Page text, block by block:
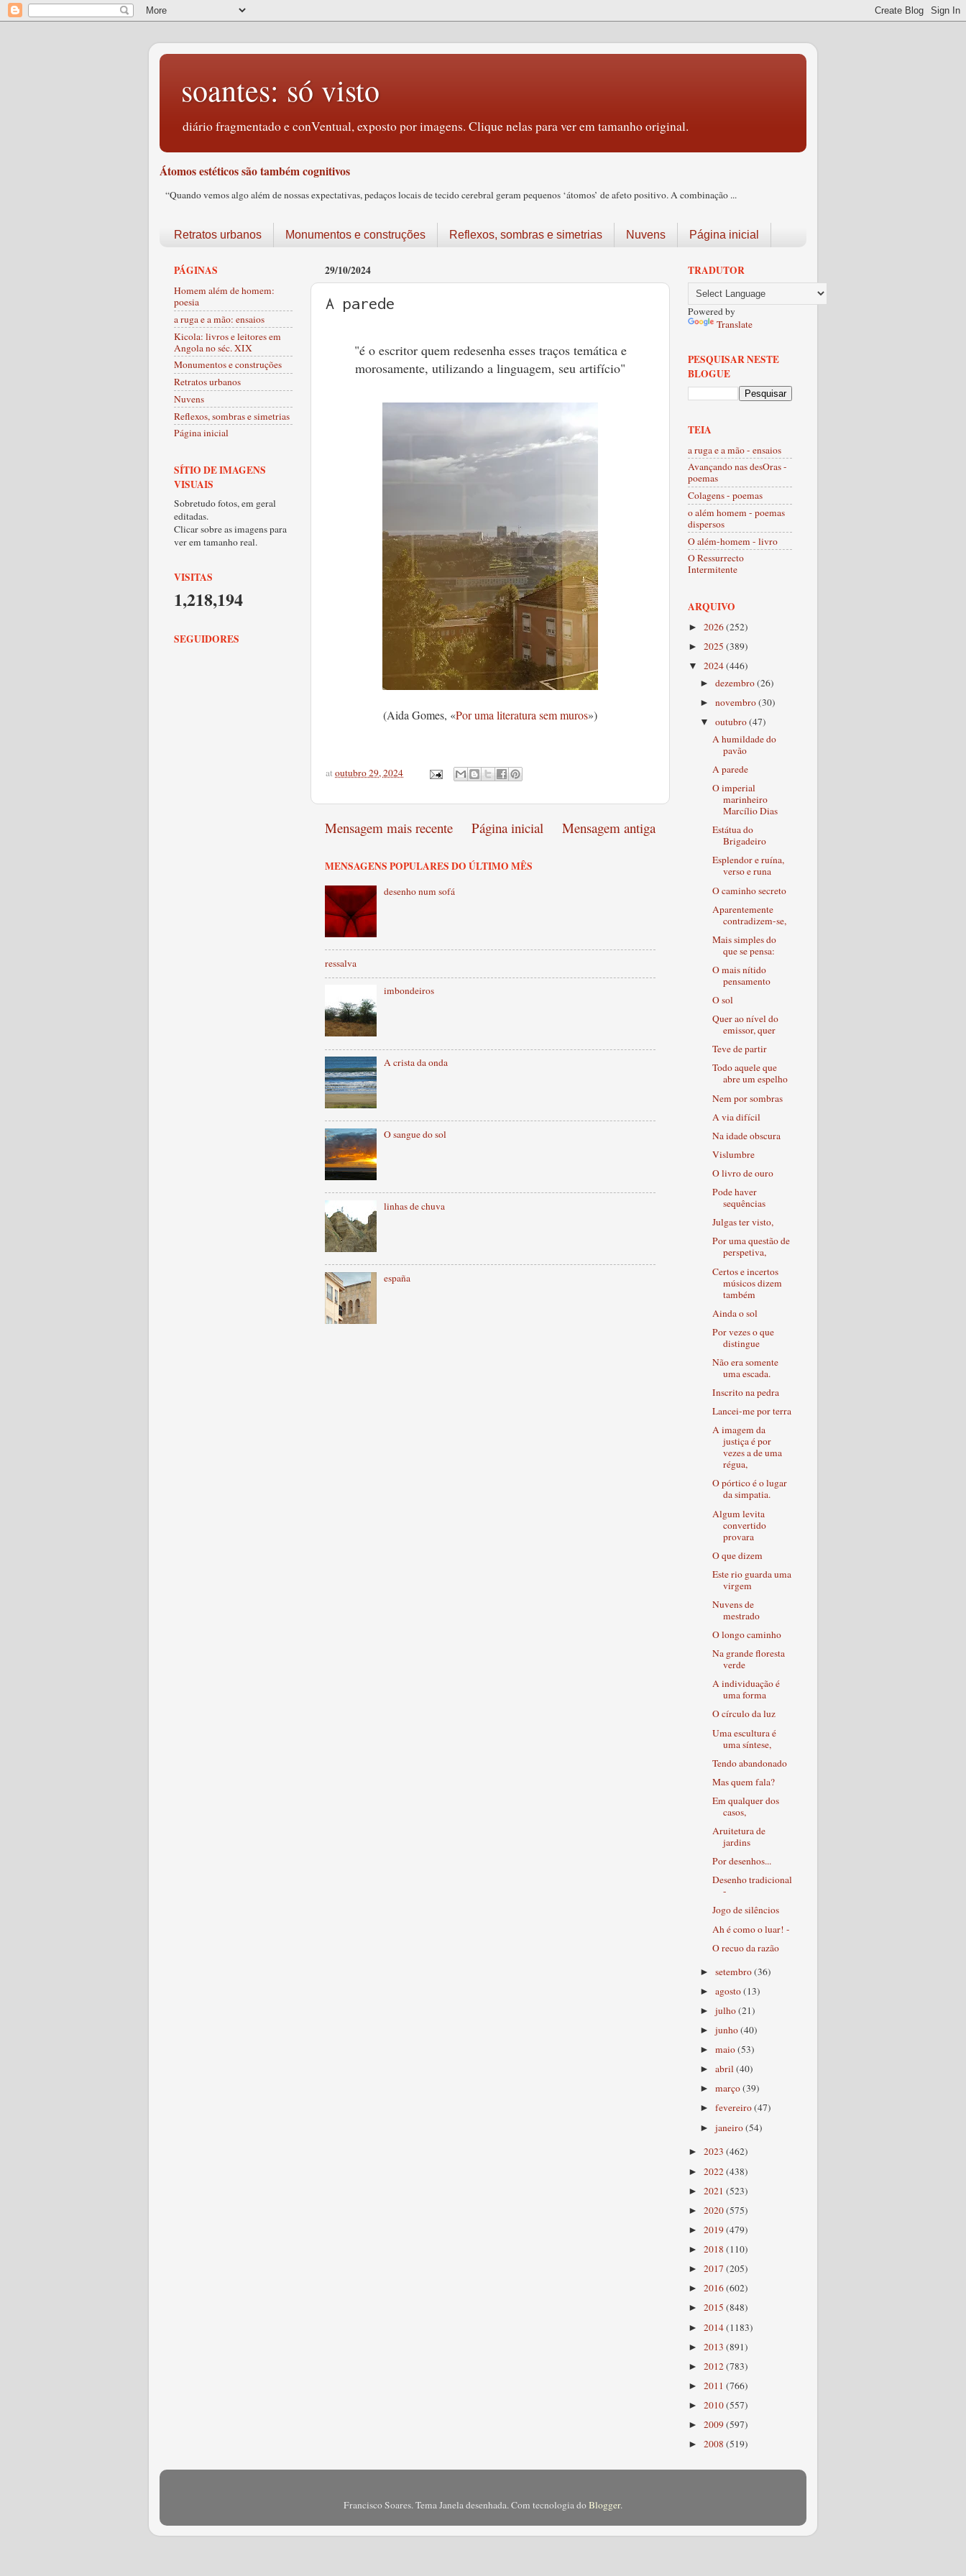
soantes: só visto
diário fragmentado e conVentual, exposto por imagens. Clique nelas para ver em tamanho original.
Átomos estéticos são também cognitivos
“Quando vemos algo além de nossas expectativas, pedaços locais de tecido cerebral geram pequenos ‘átomos’ de afeto positivo. A combinação ...
Retratos urbanos Monumentos e construções Reflexos, sombras e simetrias Nuvens Página inicial
29/10/2024
A parede
"é o escritor quem redesenha esses traços temática e
morosamente, utilizando a linguagem, seu artifício"
(Aida Gomes, «Por uma literatura sem muros»)
atoutubro 29, 2024
Mensagem mais recente Mensagem antiga
Página inicial
MENSAGENS POPULARES DO ÚLTIMO MÊS
desenho num sofá
ressalva
imbondeiros
A crista da onda
O sangue do sol
linhas de chuva
españa
PÁGINAS
Homem além de homem:
poesia
a ruga e a mão: ensaios
Kicola: livros e leitores em
Angola no séc. XIX
Monumentos e construções
Retratos urbanos
Nuvens
Reflexos, sombras e simetrias
Página inicial
SÍTIO DE IMAGENS
VISUAIS
Sobretudo fotos, em geral
editadas.
Clicar sobre as imagens para
ver em tamanho real.
VISITAS
1,218,194
SEGUIDORES
TRADUTOR
Powered by
Translate
PESQUISAR NESTE
BLOGUE
TEIA
a ruga e a mão - ensaios
Avançando nas desOras -
poemas
Colagens - poemas
o além homem - poemas
dispersos
O além-homem - livro
O Ressurrecto
Intermitente
ARQUIVO
► 2026(252)
► 2025 (389)
▼ 2024(446)
►dezembro(26)
►novembro(30)
▼outubro(47)
A humildade do
pavão
A parede
O imperial
marinheiro
Marcílio Dias
Estátua do
Brigadeiro
Esplendor e ruína,
verso e runa
O caminho secreto
Aparentemente
contradizem-se,
Mais simples do
que se pensa:
O mais nítido
pensamento
O sol
Quer ao nível do
emissor, quer
Teve de partir
Todo aquele que
abre um espelho
Nem por sombras
A via difícil
Na idade obscura
Vislumbre
O livro de ouro
Pode haver
sequências
Julgas ter visto,
Por uma questão de
perspetiva,
Certos e incertos
músicos dizem
também
Ainda o sol
Por vezes o que
distingue
Não era somente
uma escada.
Inscrito na pedra
Lancei-me por terra
A imagem da
justiça é por
vezes a de uma
régua,
O pórtico é o lugar
da simpatia.
Algum levita
convertido
provara
O que dizem
Este rio guarda uma
virgem
Nuvens de
mestrado
O longo caminho
Na grande floresta
verde
A individuação é
uma forma
O círculo da luz
Uma escultura é
uma síntese,
Tendo abandonado
Mas quem fala?
Em qualquer dos
casos,
Aruitetura de
jardins
Por desenhos...
Desenho tradicional
-
Jogo de silêncios
Ah é como o luar! -
O recuo da razão
►setembro(36)
►agosto(13)
►julho(21)
►junho(40)
►maio(53)
►abril(40)
►março(39)
►fevereiro(47)
►janeiro(54)
► 2023 (462)
► 2022(438)
► 2021 (523)
► 2020(575)
► 2019(479)
► 2018 (110)
► 2017 (205)
► 2016(602)
► 2015 (848)
► 2014(1183)
► 2013 (891)
► 2012(783)
► 2011 (766)
► 2010(557)
► 2009(597)
► 2008 (519)
Francisco Soares. Tema Janela desenhada. Com tecnologia doBlogger.